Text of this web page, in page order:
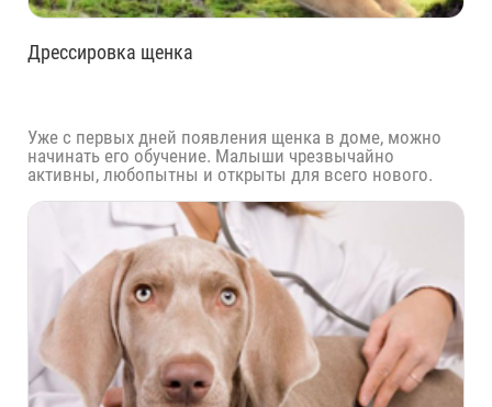
Дрессировка щенка
Уже с первых дней появления щенка в доме, можно
начинать его обучение. Малыши чрезвычайно
активны, любопытны и открыты для всего нового.